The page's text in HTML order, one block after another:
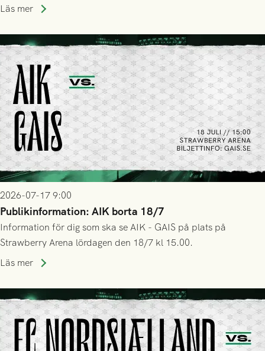
trupp till matchen:
Läs mer
2026-07-17 9:00
Publikinformation: AIK borta 18/7
Information för dig som ska se AIK - GAIS på plats på
Strawberry Arena lördagen den 18/7 kl 15.00.
Läs mer